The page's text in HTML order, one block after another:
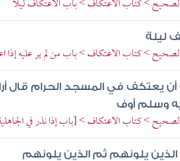
> كتاب الاعتكاف > باب الاعتكاف ليلا
ليلة
> كتاب الاعتكاف > باب من لم ير عليه
أن يعتكف في المسجد الحرام قال
وسلم أوف
> كتاب الاعتكاف > [باب إذا نذر في
يلونهم ثم الذين يلونهم